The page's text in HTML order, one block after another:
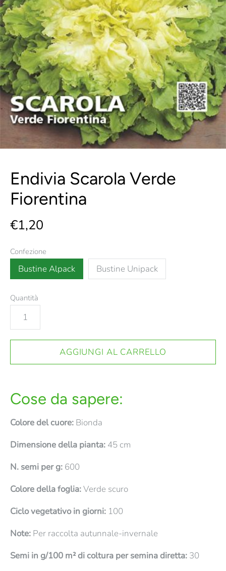
Endivia Scarola Verde
Fiorentina
€1,20
Confezione
Bustine Alpack Bustine Unipack
Quantità
Cose da sapere:
Colore del cuore: Bionda
Dimensione della pianta: 45 cm
N. semi per g: 600
Colore della foglia:Verde scuro
Ciclo vegetativo in giorni: 100
Note: Per raccolta autunnale-invernale
Semi in g/100 m² di coltura per semina diretta: 30